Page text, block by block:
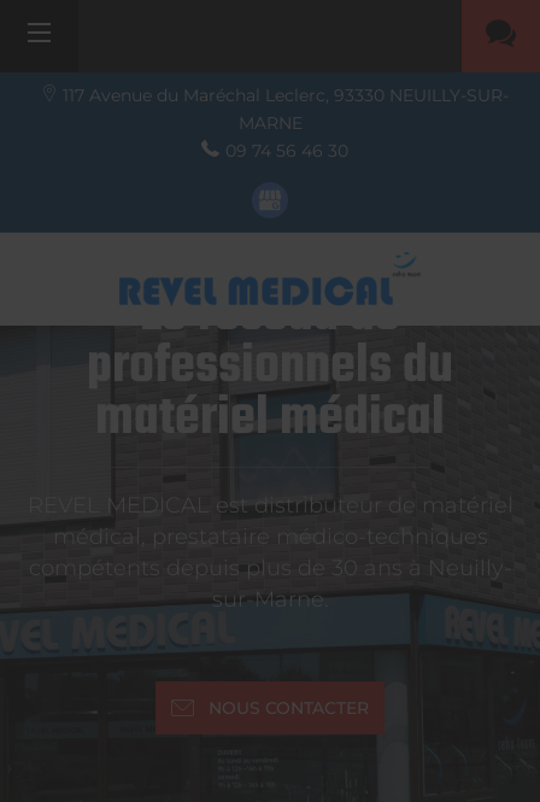
117 Avenue du Maréchal Leclerc, 93330 NEUILLY-SUR-
MARNE
09 74 56 46 30
Le réseau de
professionnels du
matériel médical
REVEL MEDICAL est distributeur de matériel
médical, prestataire médico-techniques
compétents depuis plus de 30 ans à Neuilly-
sur-Marne.
NOUS CONTACTER